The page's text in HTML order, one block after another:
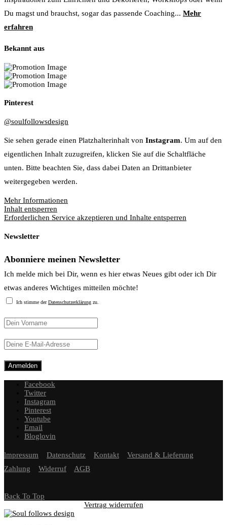
Du magst und brauchst, sogar das passende Coaching... Mehr
erfahren
Bekannt aus
Pinterest
@soulfollowsdesign
Sie sehen gerade einen Platzhalterinhalt von Instagram. Um auf den
eigentlichen Inhalt zuzugreifen, klicken Sie auf die Schaltfläche
unten. Bitte beachten Sie, dass dabei Daten an Drittanbieter
weitergegeben werden.
Mehr Informationen
Inhalt entsperren
Erforderlichen Service akzeptieren und Inhalte entsperren
Newsletter
Abonniere meinen Newsletter
Ich melde mich bei Dir, wenn es hier etwas Neues gibt oder ich Dir
etwas anderes Wichtiges mitteilen möchte!
Ich stimme derDatenschutzerklärung zu.
Facebook
Twitter
Instagram
Pinterest
Youtube
Email
Bloglovin
lmpressum Datenschutz Kontakt
Versand & Lieferung
Zahlung
Widerruf AGB
Back To Top
Vertrag widerrufen